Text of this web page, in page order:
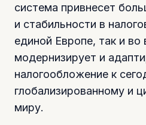
система привнесет
и стабильности в
единой Европе, так и
модернизирует и
налогообложение к
глобализированному и
миру.